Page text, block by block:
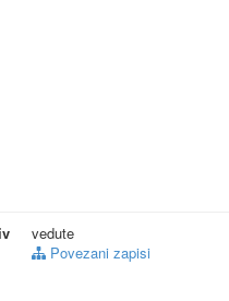
vedute
Povezani zapisi